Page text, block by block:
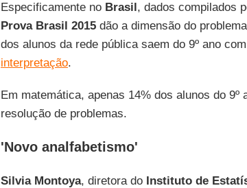
Especificamente no Brasil, dados compilados
Prova Brasil 2015dão a dimensão do
dos alunos da rede pública saem do 9º ano
interpretação.
Em matemática, apenas 14% dos alunos do 9º
resolução de problemas.
'Novo analfabetismo'
Silvia Montoya, diretora do Instituto de